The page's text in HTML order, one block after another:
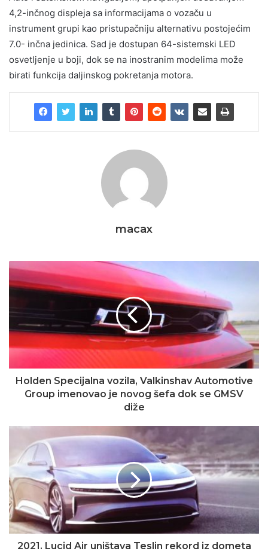
4,2-inčnog displeja sa informacijama o vozaču u
instrument grupi kao pristupačniju alternativu postojećim
7.0- inčna jedinica. Sad je dostupan 64-sistemski LED
osvetljenje u boji, dok se na inostranim modelima može
birati funkcija daljinskog pokretanja motora.
macax
Holden Specijalna vozila, Valkinshav Automotive
Group imenovao je novog šefa dok se GMSV
diže
2021. Lucid Air uništava Teslin rekord iz dometa